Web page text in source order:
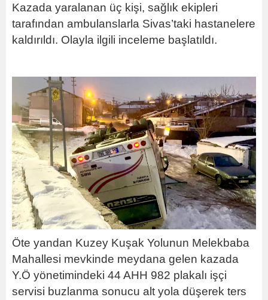
Kazada yaralanan üç kişi, sağlık ekipleri
tarafından ambulanslarla Sivas’taki hastanelere
kaldırıldı. Olayla ilgili inceleme başlatıldı.
Öte yandan Kuzey Kuşak Yolunun Melekbaba
Mahallesi mevkinde meydana gelen kazada
Y.Ö yönetimindeki 44 AHH 982 plakalı işçi
servisi buzlanma sonucu alt yola düşerek ters